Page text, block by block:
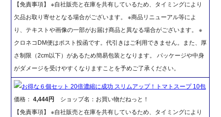
【免責事項】 ※自社販売と在庫を共有しているため、タイミングにより
欠品お取り寄せとなる場合がございます。 ※商品リニューアル等によ
り、テキストや画像の一部がお届け商品と異なる場合がございます。 ※
クロネコDM便はポスト投函です。代引きはご利用できません。また、厚
さ制限（2cm以下）があるため簡易包装となります。 パッケージや中身
がダメージを受けやすくなりますことを予めご了承ください。
お得な６個セット 20倍濃縮に成功 スリムアップ！トマトスープ 10包
価格：4,444円
ショップ名：お買い物だねっと！
【免責事項】 ※自社販売と在庫を共有しているため、タイミングにより